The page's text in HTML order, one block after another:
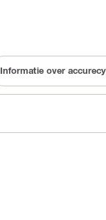
Informatie over